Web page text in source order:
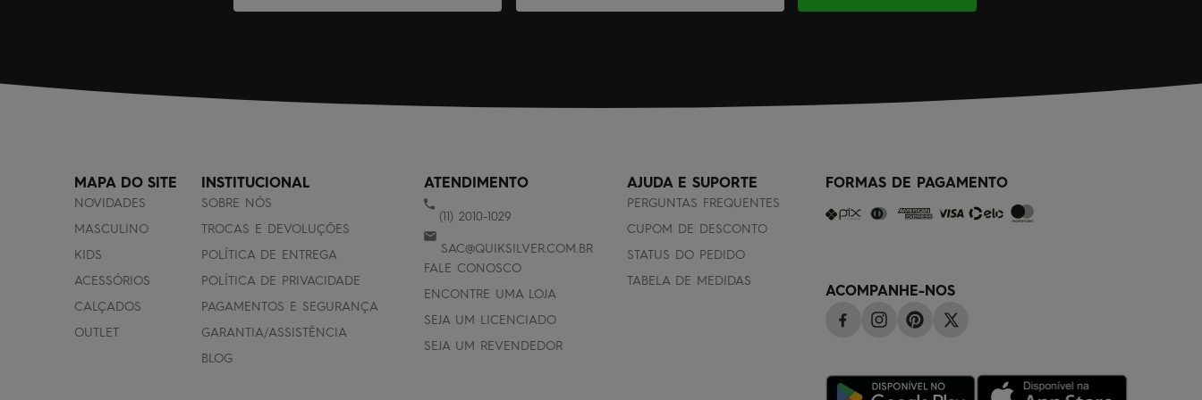
MAPA DO SITE
NOVIDADES
MASCULINO
KIDS
ACESSÓRIOS
CALÇADOS
OUTLET
INSTITUCIONAL
SOBRE NÓS
TROCAS E DEVOLUÇÕES
POLÍTICA DE ENTREGA
POLÍTICA DE PRIVACIDADE
PAGAMENTOS E SEGURANÇA
GARANTIA/ASSISTÊNCIA
BLOG
ATENDIMENTO
(11) 2010-1029
SAC@QUIKSILVER.COM.BR
FALE CONOSCO
ENCONTRE UMA LOJA
SEJA UM LICENCIADO
SEJA UM REVENDEDOR
AJUDA E SUPORTE
PERGUNTAS FREQUENTES
CUPOM DE DESCONTO
STATUS DO PEDIDO
TABELA DE MEDIDAS
FORMAS DE PAGAMENTO
ACOMPANHE-NOS